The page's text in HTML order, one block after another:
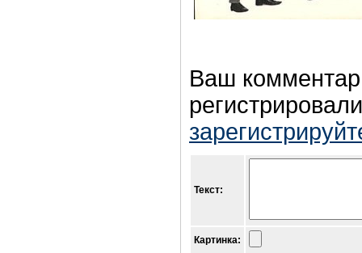
Ваш
Текст:
Картинка: